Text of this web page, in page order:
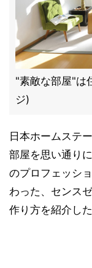
"素敵な部屋"は
ジ)
日本ホームステ
部屋を思い通り
のプロフェッシ
わった、センス
作り方を紹介した